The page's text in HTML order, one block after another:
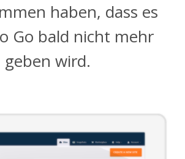
haben, dass es
Go bald nicht mehr
geben wird.